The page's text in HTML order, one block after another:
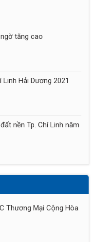
tăng cao
Hải Dương 2021
nền Tp. Chí Linh năm
Thương Mại Cộng Hòa